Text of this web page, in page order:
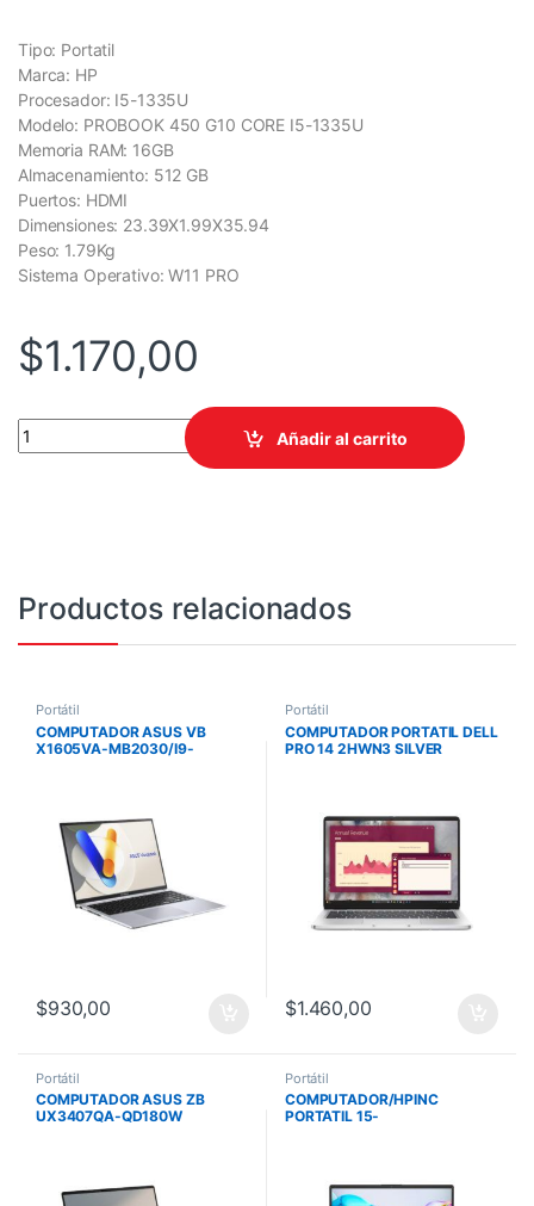
Tipo: Portatil
Marca: HP
Procesador: I5-1335U
Modelo: PROBOOK 450 G10 CORE I5-1335U
Memoria RAM: 16GB
Almacenamiento: 512 GB
Puertos: HDMI
Dimensiones: 23.39X1.99X35.94
Peso: 1.79Kg
Sistema Operativo: W11 PRO
$1.170,00
PORTÁTIL HP PROBOOK 450 G10 15.6inch FHD I5-1335U 16GB
Añadir al carrito
Productos relacionados
Portátil
COMPUTADOR ASUS VB
X1605VA-MB2030/I9-
$930,00
Portátil
COMPUTADOR PORTATIL DELL
PRO 14 2HWN3 SILVER
$1.460,00
Portátil
COMPUTADOR ASUS ZB
UX3407QA-QD180W
Portátil
COMPUTADOR/HPINC
PORTATIL 15-